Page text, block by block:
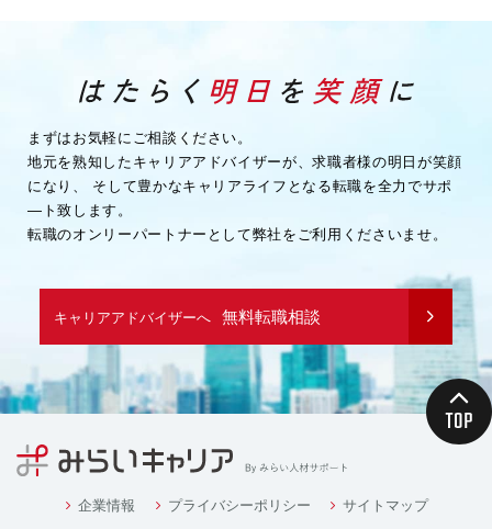
まずはお気軽にご相談ください。
地元を熟知したキャリアアドバイザーが、求職者様の明日が笑顔
になり、
そして豊かなキャリアライフとなる転職を全力でサポ
―ト致します。
転職のオンリーパートナーとして弊社をご利用くださいませ。
キャリアアドバイザーへ 無料転職相談
企業情報 プライバシーポリシー サイトマップ